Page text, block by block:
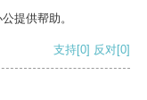
提供帮助。
支持[0] 反对[0]